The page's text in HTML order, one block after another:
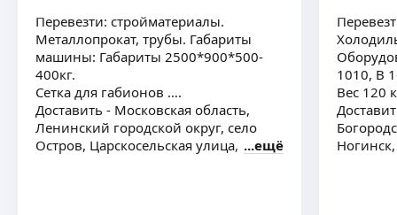
Перевезти: стройматериалы.
Металлопрокат, трубы. Габариты
машины: Габариты 2500*900*500-
400кг.
Сетка для габионов ….
Доставить - Московская область,
Ленинский городской округ, село
Остров, Царскосельская улица, 1 ещё
1010, В
Вес 120